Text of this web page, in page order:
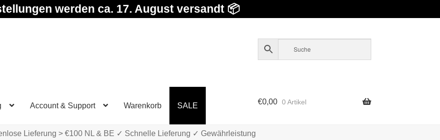
werden ca. 17. August versandt 📦
Account & Support Warenkorb SALE €0,00 0 Artikel
Lieferung > €100 NL & BE ✓ Schnelle Lieferung ✓ Gewährleistung